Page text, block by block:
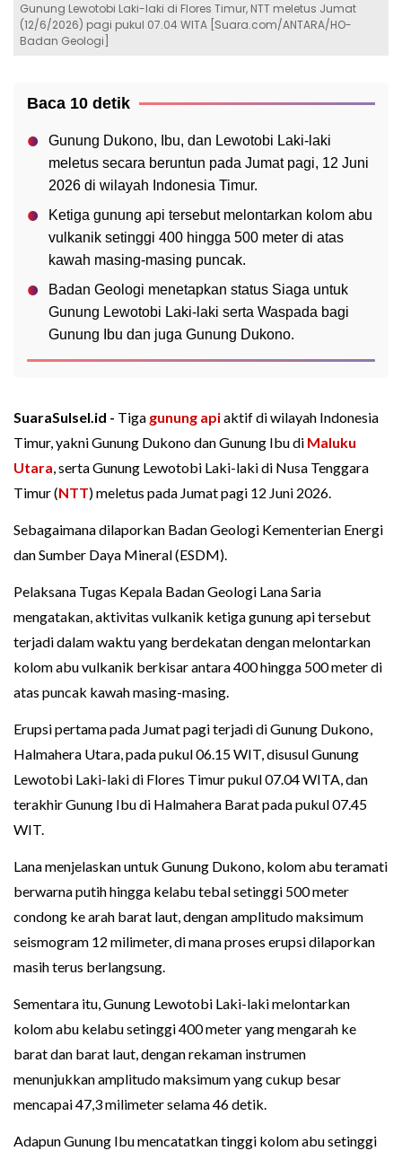
Gunung Lewotobi Laki-laki di Flores Timur, NTT meletus Jumat
(12/6/2026) pagi pukul 07.04 WITA [Suara.com/ANTARA/HO-
Badan Geologi]
Baca 10 detik
Gunung Dukono, Ibu, dan Lewotobi Laki-laki
meletus secara beruntun pada Jumat pagi, 12 Juni
2026 di wilayah Indonesia Timur.
Ketiga gunung api tersebut melontarkan kolom abu
vulkanik setinggi 400 hingga 500 meter di atas
kawah masing-masing puncak.
Badan Geologi menetapkan status Siaga untuk
Gunung Lewotobi Laki-laki serta Waspada bagi
Gunung Ibu dan juga Gunung Dukono.
SuaraSulsel.id - Tiga gunung apiaktif di wilayah Indonesia
Timur, yakni Gunung Dukono dan Gunung Ibu di Maluku
Utara, serta Gunung Lewotobi Laki-laki di Nusa Tenggara
Timur (NTT) meletus pada Jumat pagi 12 Juni 2026.
Sebagaimana dilaporkan Badan Geologi Kementerian Energi
dan Sumber Daya Mineral (ESDM).
Pelaksana Tugas Kepala Badan Geologi Lana Saria
mengatakan, aktivitas vulkanik ketiga gunung api tersebut
terjadi dalam waktu yang berdekatan dengan melontarkan
kolom abu vulkanik berkisar antara 400 hingga 500 meter di
atas puncak kawah masing-masing.
Erupsi pertama pada Jumat pagi terjadi di Gunung Dukono,
Halmahera Utara, pada pukul 06.15 WIT, disusul Gunung
Lewotobi Laki-laki di Flores Timur pukul 07.04 WITA, dan
terakhir Gunung Ibu di Halmahera Barat pada pukul 07.45
WIT.
Lana menjelaskan untuk Gunung Dukono, kolom abu teramati
berwarna putih hingga kelabu tebal setinggi 500 meter
condong ke arah barat laut, dengan amplitudo maksimum
seismogram 12 milimeter, di mana proses erupsi dilaporkan
masih terus berlangsung.
Sementara itu, Gunung Lewotobi Laki-laki melontarkan
kolom abu kelabu setinggi 400 meter yang mengarah ke
barat dan barat laut, dengan rekaman instrumen
menunjukkan amplitudo maksimum yang cukup besar
mencapai 47,3 milimeter selama 46 detik.
Adapun Gunung Ibu mencatatkan tinggi kolom abu setinggi